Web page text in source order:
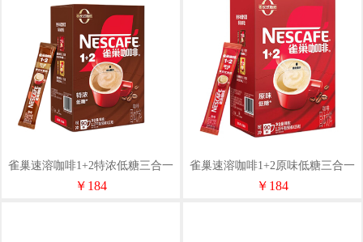
雀巢速溶咖啡1+2特浓低糖三合一
冲调饮品90条1170g盒装
￥184
雀巢速溶咖啡1+2原味低糖三合一
冲调饮品90条1350g盒装
￥184